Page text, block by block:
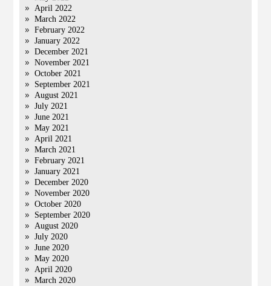
April 2022
March 2022
February 2022
January 2022
December 2021
November 2021
October 2021
September 2021
August 2021
July 2021
June 2021
May 2021
April 2021
March 2021
February 2021
January 2021
December 2020
November 2020
October 2020
September 2020
August 2020
July 2020
June 2020
May 2020
April 2020
March 2020